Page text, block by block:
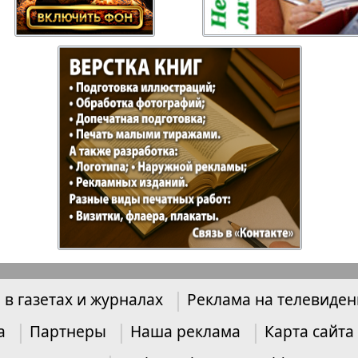
Отдыхай-Купи-
продай
Пражский
телеграф
экспресс
Районка-Nord-Ost-
Bremen
Рейнская газета
Русская Мысль
Русская
газетах и журналах Реклама на
Партнеры Наша реклама Карта сайта